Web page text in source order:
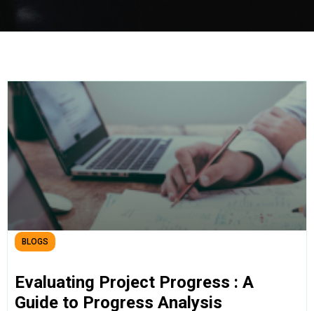
BLOGS
Evaluating Project Progress : A
Guide to Progress Analysis